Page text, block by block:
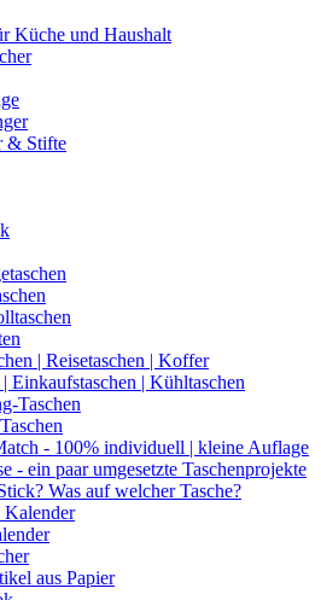
Küche und Haushalt
& Stifte
| Reisetaschen | Koffer
Einkaufstaschen | Kühltaschen
Taschen
- 100% individuell | kleine Auflage
- ein paar umgesetzte Taschenprojekte
Was auf welcher Tasche?
aus Papier